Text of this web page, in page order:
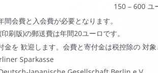
150 – 600 ユ
間会費と入会費が必要となります。
刷版)の郵送費は年間20ユーロです。
金を 歓迎します。会費と寄付金は税控除の 対
Sparkasse